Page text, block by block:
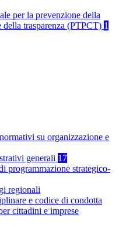
per la prevenzione della
della trasparenza (PTPCT) 1
su organizzazione e
generali 17
programmazione strategico-
regionali
e codice di condotta
cittadini e imprese